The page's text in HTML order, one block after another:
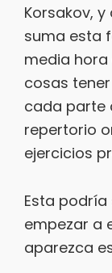
Korsakov,
suma esta
media
cosas
cada parte
repertorio
ejercicios
Esta
empezar a
aparezca